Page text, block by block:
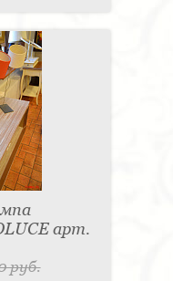
арт.
руб.